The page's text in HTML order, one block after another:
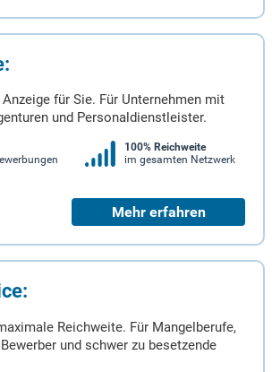
für Sie. Für Unternehmen mit
und Personaldienstleister.
100% Reichweite
im gesamten Netzwerk
Mehr erfahren
Reichweite. Für Mangelberufe,
und schwer zu besetzende